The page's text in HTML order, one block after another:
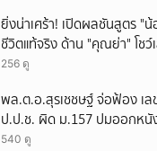
ยิ่งน่าเศร้า! เปิดผลชันสูตร "
ชีวิตแท้จริง ด้าน "คุณย่า" โชว์
รถเคลื่อนร่าง!
256 ดู
พล.ต.อ.สุรเชชษฐ์ จ่อฟ้อง เล
ป.ป.ช. ผิด ม.157 ปมออกหนั
คดีซ้ำซ้อน
540 ดู